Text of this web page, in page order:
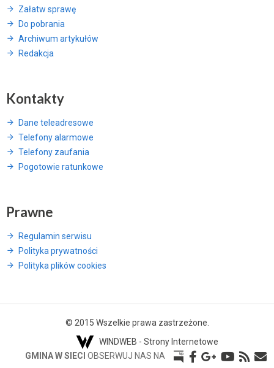
Załatw sprawę
Do pobrania
Archiwum artykułów
Redakcja
Kontakty
Dane teleadresowe
Telefony alarmowe
Telefony zaufania
Pogotowie ratunkowe
Prawne
Regulamin serwisu
Polityka prywatności
Polityka plików cookies
© 2015 Wszelkie prawa zastrzeżone.
WINDWEB - Strony Internetowe
GMINA W SIECI OBSERWUJ NAS NA